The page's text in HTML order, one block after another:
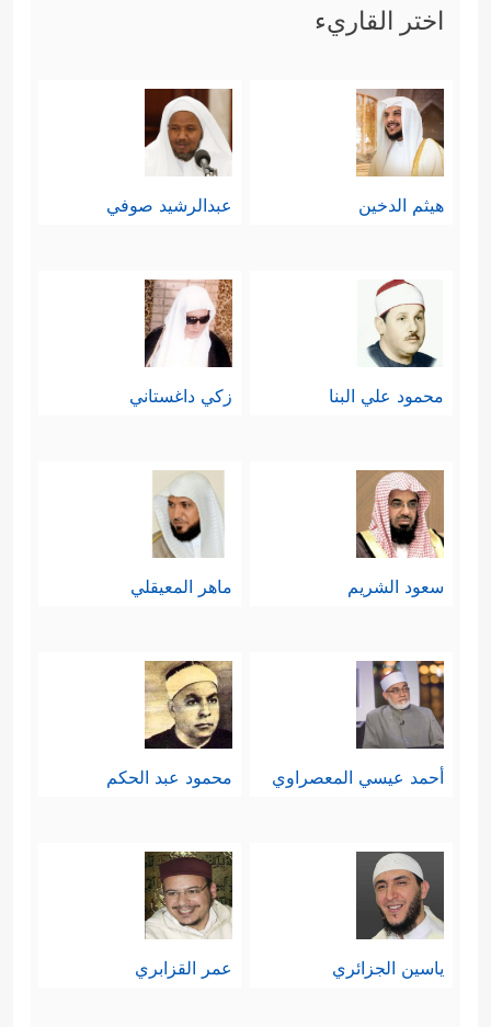
اختر القاريء
هيثم الدخين عبدالرشيد صوفي
محمود علي البنا زكي داغستاني
سعود الشريم ماهر المعيقلي
أحمد عيسي المعصراوي محمود عبد الحكم
ياسين الجزائري عمر القزابري